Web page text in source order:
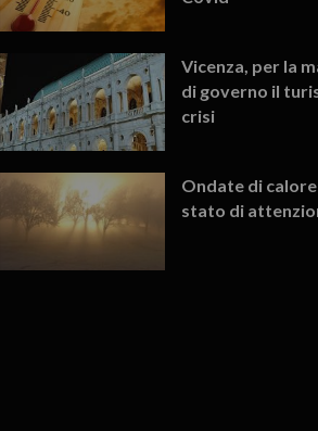
Vicenza, per la
di governo il
crisi
Ondate di
stato di